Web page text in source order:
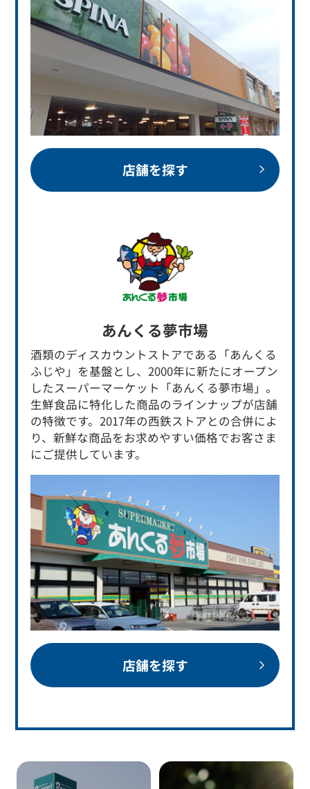
店舗を探す
あんくる夢市場
酒類のディスカウントストアである「あんくる
ふじや」を基盤とし、2000年に新たにオープン
したスーパーマーケット「あんくる夢市場」。
生鮮食品に特化した商品のラインナップが店舗
の特徴です。2017年の西鉄ストアとの合併によ
り、新鮮な商品をお求めやすい価格でお客さま
にご提供しています。
店舗を探す